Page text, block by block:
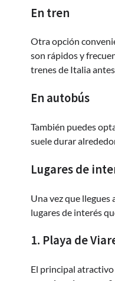
En tren
Otra opción
son rápidos y
trenes de Italia
En autobús
También puedes
suele durar
Lugares de
Una vez que
lugares de interés
1. Playa de
El principal atractivo